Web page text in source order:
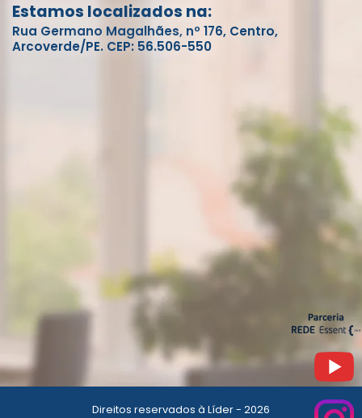
Estamos localizados na:
Rua Germano Magalhães, nº 176, Centro,
Arcoverde/PE. CEP: 56.506-550
Direitos reservados à Líder - 2026